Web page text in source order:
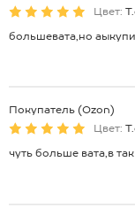
Цвет:
большевата,но
Покупатель (Ozon)
Цвет:
чуть больше вата,в